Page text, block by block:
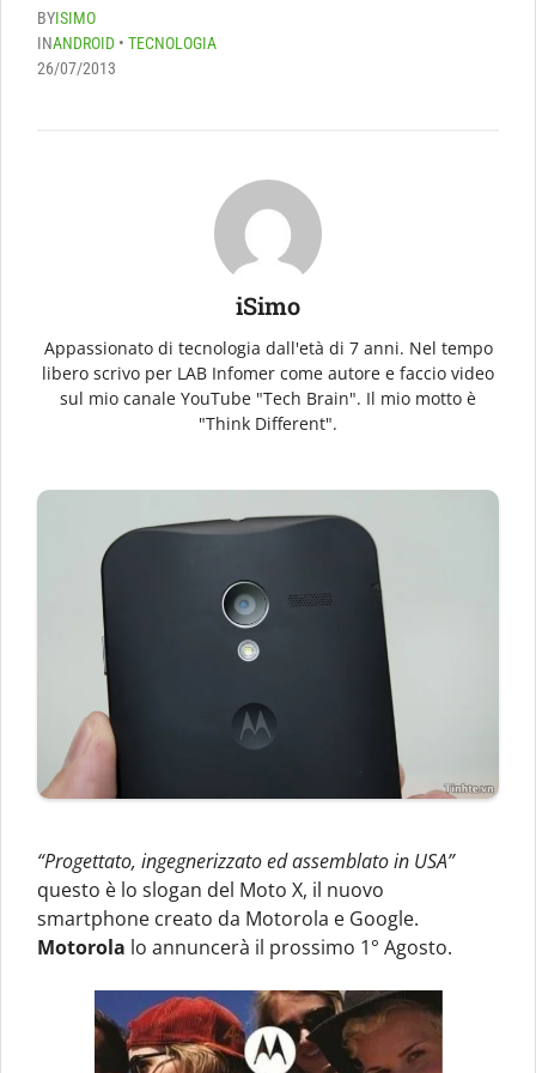
BYISIMO
INANDROID • TECNOLOGIA
26/07/2013
iSimo
Appassionato di tecnologia dall'età di 7 anni. Nel tempo
libero scrivo per LAB Infomer come autore e faccio video
sul mio canale YouTube "Tech Brain". Il mio motto è
"Think Different".
“Progettato, ingegnerizzato ed assemblato in USA”
questo è lo slogan del Moto X, il nuovo
smartphone creato da Motorola e Google.
Motorola lo annuncerà il prossimo 1° Agosto.